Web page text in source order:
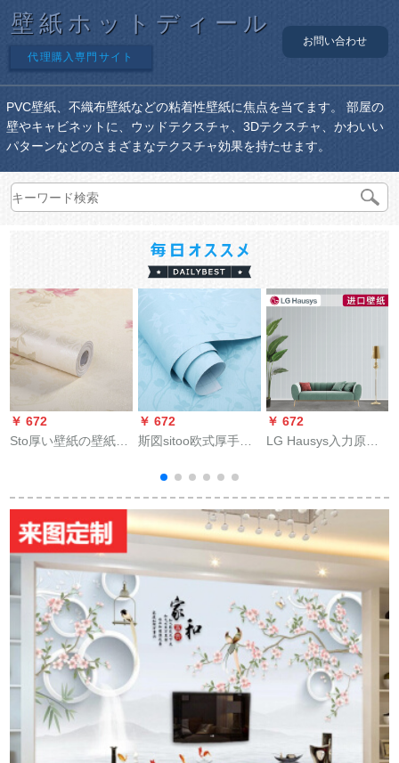
壁紙ホットディール
代理購入専門サイト
お問い合わせ
PVC壁紙、不織布壁紙などの粘着性壁紙に焦点を当てます。 部屋の
壁やキャビネットに、ウッドテクスチャ、3Dテクスチャ、かわいい
パターンなどのさまざまなテクスチャ効果を持たせます。
￥ 672
Sto厚い壁紙の壁紙粘
飾45 cm*10 m经典大
花2001
￥ 672
斯図sitoo欧式厚手の
PVC粘着式壁紙ベド
ルームの居間寮の背
景に3 Dケーラフーム
を貼り付けます。3メ
トル粘着式9956-4青
い底の小さな花で
￥ 672
LG Hausys入力原装
大巻16.43平1069-2縦
縞灰色一巻16.43平